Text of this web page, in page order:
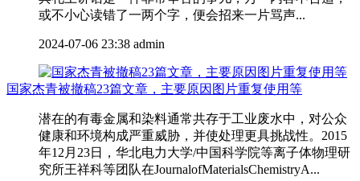
或不小心读错了一两个字，便会招来一片骂声...
2024-07-06 23:38 admin
国家杰青被撤稿23篇文章，主要原因图片重复使用等
潜在的有毒金属和染料通常共存于工业废水中，对公众
健康和环境构成严重威胁，并使处理更具挑战性。2015
年12月23日，华北电力大学/中国科学院等离子体物理研
究所王祥科等团队在JournalofMaterialsChemistryA...